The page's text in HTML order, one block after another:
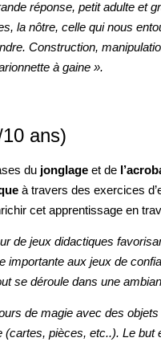
réponse, petit adulte et
la nôtre, celle qui nous
Construction,
à gaine ».
ans)
du jonglage et de l’
à travers des exercices
cet apprentissage en
de jeux didactiques
importante aux jeux de
se déroule dans une
de magie avec des
pièces, etc..). Le but